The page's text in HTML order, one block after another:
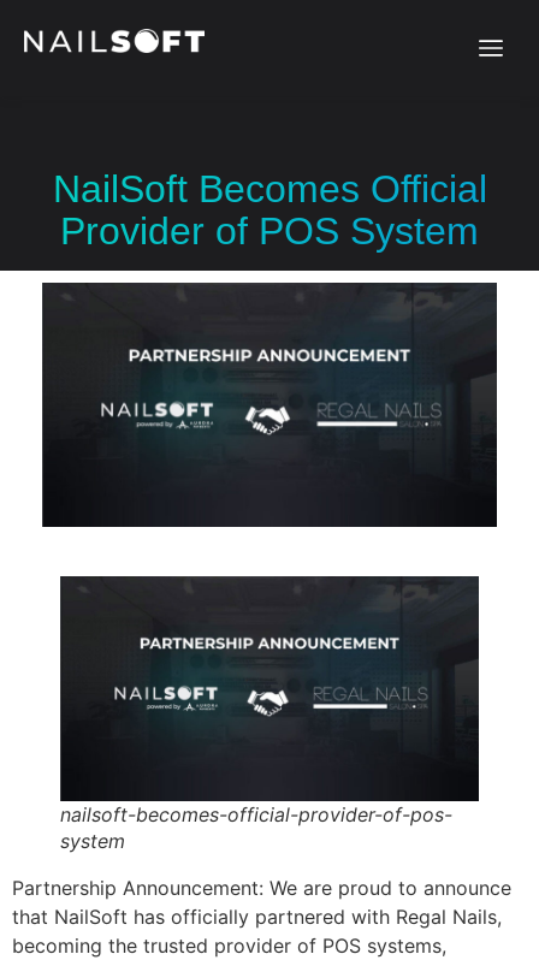
NailSoft Becomes Official
Provider of POS System
nailsoft-becomes-official-provider-of-pos-
system
Partnership Announcement: We are proud to announce
that NailSoft has officially partnered with Regal Nails,
becoming the trusted provider of POS systems,